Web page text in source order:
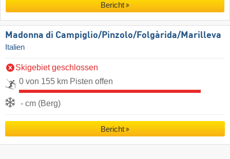
Bericht
Madonna di Campiglio/​Pinzolo/​Folgàrida/​Marilleva
Italien
Skigebiet geschlossen
0 von 155 km Pisten offen
- cm (Berg)
Bericht